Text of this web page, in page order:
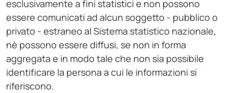
esclusivamente a fini statistici e non possono
essere comunicati ad alcun soggetto - pubblico o
privato - estraneo al Sistema statistico nazionale,
nè possono essere diffusi, se non in forma
aggregata e in modo tale che non sia possibile
identificare la persona a cui le informazioni si
riferiscono.